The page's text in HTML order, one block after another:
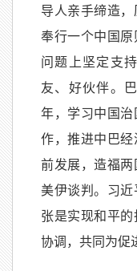
导人亲手缔造
奉行一个中国
问题上坚定支
友、好伙伴。
年，学习中国治
作，推进中巴
前发展，造福
美伊谈判。习
张是实现和平
协调，共同为促